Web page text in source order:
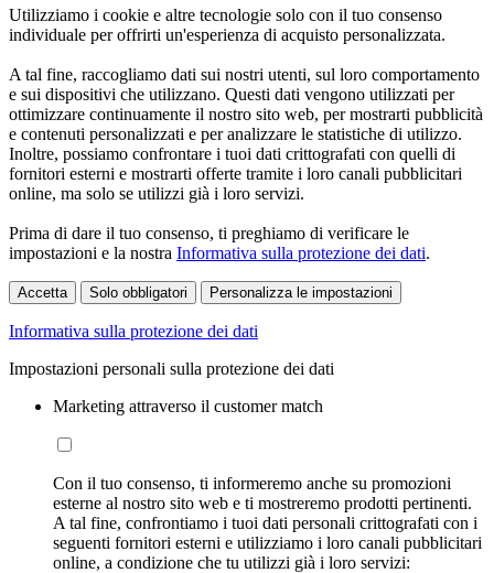
Utilizziamo i cookie e altre tecnologie solo con il tuo consenso
individuale per offrirti un'esperienza di acquisto personalizzata.
A tal fine, raccogliamo dati sui nostri utenti, sul loro comportamento
e sui dispositivi che utilizzano. Questi dati vengono utilizzati per
ottimizzare continuamente il nostro sito web, per mostrarti pubblicità
e contenuti personalizzati e per analizzare le statistiche di utilizzo.
Inoltre, possiamo confrontare i tuoi dati crittografati con quelli di
fornitori esterni e mostrarti offerte tramite i loro canali pubblicitari
online, ma solo se utilizzi già i loro servizi.
Prima di dare il tuo consenso, ti preghiamo di verificare le
impostazioni e la nostra Informativa sulla protezione dei dati.
Accetta Solo obbligatori Personalizza le impostazioni
Informativa sulla protezione dei dati
Impostazioni personali sulla protezione dei dati
Marketing attraverso il customer match
Con il tuo consenso, ti informeremo anche su promozioni
esterne al nostro sito web e ti mostreremo prodotti pertinenti.
A tal fine, confrontiamo i tuoi dati personali crittografati con i
seguenti fornitori esterni e utilizziamo i loro canali pubblicitari
online, a condizione che tu utilizzi già i loro servizi: